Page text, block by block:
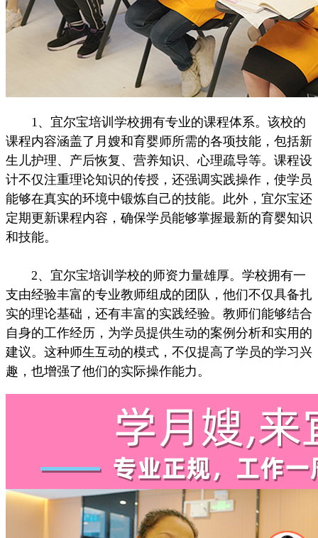
1、宜尔宝培训学校拥有专业的课程体系。该校的
课程内容涵盖了月嫂和育婴师所需的各项技能，包括新
生儿护理、产后恢复、营养知识、心理疏导等。课程设
计不仅注重理论知识的传授，还强调实践操作，使学员
能够在真实的环境中锻炼自己的技能。此外，宜尔宝还
定期更新课程内容，确保学员能够掌握最新的育婴知识
和技能。
2、宜尔宝培训学校的师资力量雄厚。学校拥有一
支由经验丰富的专业教师组成的团队，他们不仅具备扎
实的理论基础，还有丰富的实践经验。教师们能够结合
自身的工作经历，为学员提供生动的案例分析和实用的
建议。这种师生互动的模式，不仅提高了学员的学习兴
趣，也增强了他们的实际操作能力。